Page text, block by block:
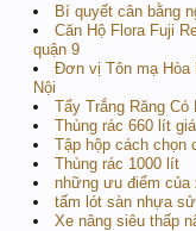
Bí quyết cân bằng
Căn Hộ Flora Fuji
quận 9
Đơn vị Tôn mạ Hòa
Nội
Tẩy Trắng Răng Có
Thùng rác 660 lít
Tập hộp cách chọn
Thùng rác 1000 lít
những ưu điểm của
tấm lót sàn nhựa
Xe nâng siêu thấp